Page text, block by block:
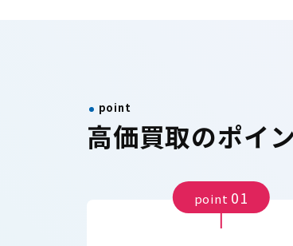
point
高価買取のポイ
point 01